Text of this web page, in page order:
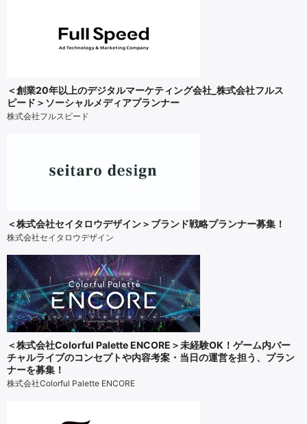
＜創業20年以上のデジタルマーケティング会社_株式会社フルス
ピード＞ソーシャルメディアプランナー
株式会社フルスピード
＜株式会社セイタロウデザイン＞ブランド戦略プランナー募集！
株式会社セイタロウデザイン
＜株式会社Colorful Palette ENCORE＞未経験OK！ゲーム内バー
チャルライブのコンセプトや内容考案・当日の運営を担う、プラン
ナーを募集！
株式会社Colorful Palette ENCORE